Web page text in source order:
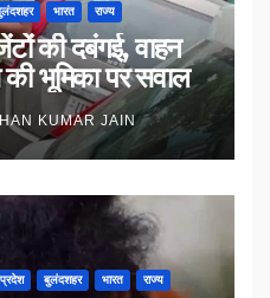
भारत राज्य
वाहन
भूमिका पर सवाल
KUMAR JAIN
बुलंदशहर भारत राज्य